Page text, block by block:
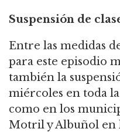
Suspensión de
Entre las medidas
para este episodio
también la
miércoles en toda
como en los
Motril y Albuñol en